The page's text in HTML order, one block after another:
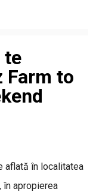
te
Farm to
aflată în localitatea
în apropierea